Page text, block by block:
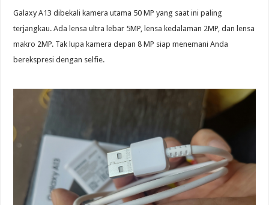
Galaxy A13 dibekali kamera utama 50 MP yang saat ini paling
terjangkau. Ada lensa ultra lebar 5MP, lensa kedalaman 2MP, dan lensa
makro 2MP. Tak lupa kamera depan 8 MP siap menemani Anda
berekspresi dengan selfie.